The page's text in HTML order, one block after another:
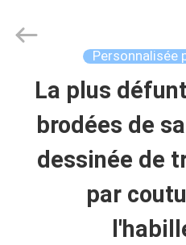
APERÇU
PRODUITS
T&K
Personnalisée
La plus
brodées de
dessinée de
par